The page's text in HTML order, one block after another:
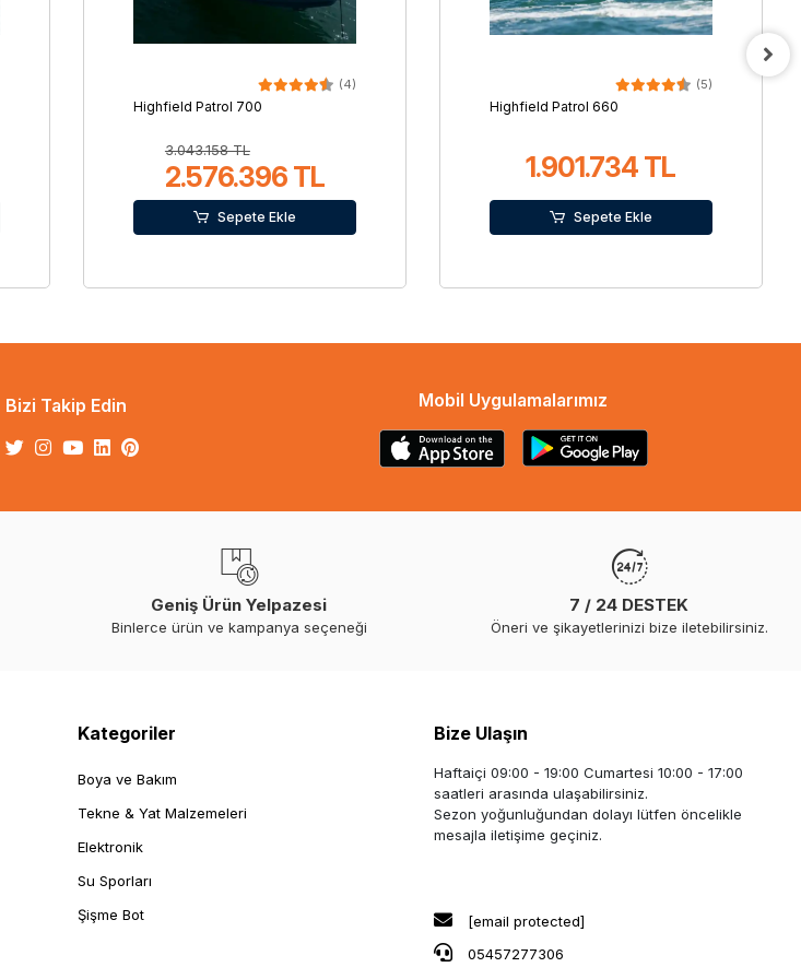
(4)
Highfield Patrol 700
3.043.158 TL
2.576.396 TL
Sepete Ekle
(5)
Highfield Patrol 660
1.901.734 TL
Sepete Ekle
Bizi Takip Edin Mobil Uygulamalarımız
Geniş Ürün Yelpazesi
Binlerce ürün ve kampanya seçeneği
7 / 24 DESTEK
Öneri ve şikayetlerinizi bize iletebilirsiniz.
Kategoriler
Boya ve Bakım
Tekne & Yat Malzemeleri
Elektronik
Su Sporları
Şişme Bot
Bize Ulaşın
Haftaiçi 09:00 - 19:00 Cumartesi 10:00 - 17:00
saatleri arasında ulaşabilirsiniz.
Sezon yoğunluğundan dolayı lütfen öncelikle
mesajla iletişime geçiniz.
[email protected]
05457277306